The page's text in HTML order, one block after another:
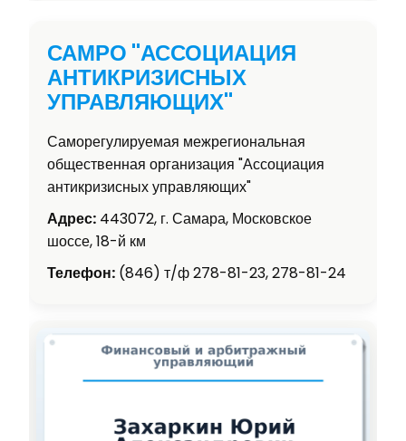
САМРО "АССОЦИАЦИЯ
АНТИКРИЗИСНЫХ
УПРАВЛЯЮЩИХ"
Саморегулируемая межрегиональная
общественная организация "Ассоциация
антикризисных управляющих"
Адрес: 443072, г. Самара, Московское
шоссе, 18-й км
Телефон: (846) т/ф 278-81-23, 278-81-24